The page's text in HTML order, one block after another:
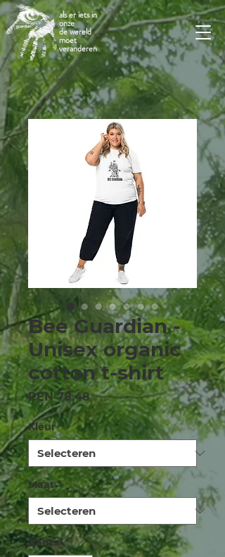
als er iets in
onze
de wereld
moet
veranderen
Bee Guardian -
Unisex organic
cotton t-shirt
PEN 78,48Prijs
Kleur *
Maat *
Aantal *